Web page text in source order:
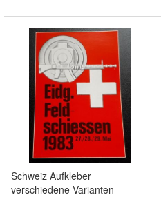
Schweiz Aufkleber
verschiedene Varianten